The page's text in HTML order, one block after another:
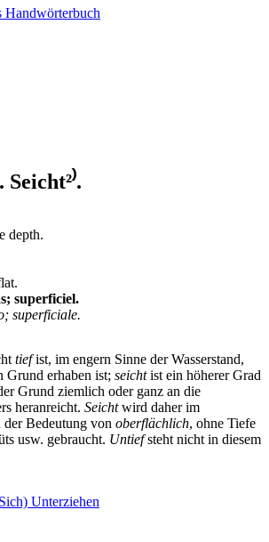
Handwörterbuch
Seicht²⁾.
depth.
superficiel.
superficiale.
tiefist, im engern Sinne der Wasserstand,
Grund erhaben ist; seichtist ein höherer Grad
Grund ziemlich oder ganz an die
heranreicht. Seichtwird daher im
der Bedeutung von oberflächlich, ohne Tiefe
usw. gebraucht. Untiefsteht nicht in diesem
Unterziehen